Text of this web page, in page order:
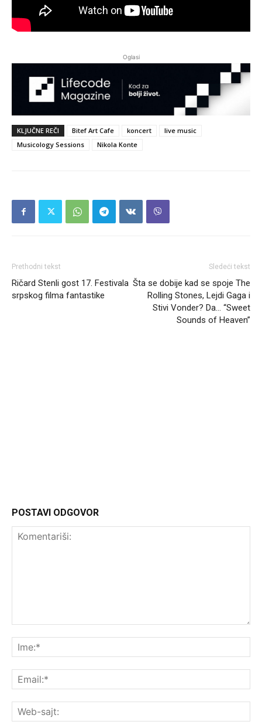
Oglasi
KLJUČNE REČI Bitef Art Cafe koncert
live music
Musicology Sessions
Nikola Konte
Prethodni tekst
Ričard Stenli gost 17. Festivala
srpskog filma fantastike
Sledeći tekst
Šta se dobije kad se spoje The
Rolling Stones, Lejdi Gaga i
Stivi Vonder? Da… “Sweet
Sounds of Heaven”
POSTAVI ODGOVOR